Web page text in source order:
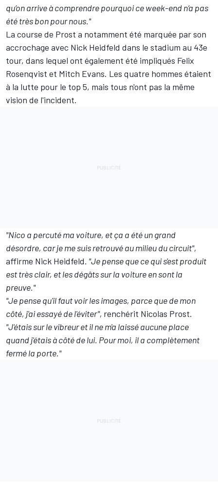
qu’on arrive à comprendre pourquoi ce week-end n’a pas
été très bon pour nous."
La course de Prost a notamment été marquée par son
accrochage avec Nick Heidfeld dans le stadium au 43e
tour, dans lequel ont également été impliqués Felix
Rosenqvist et Mitch Evans. Les quatre hommes étaient
à la lutte pour le top 5, mais tous n'ont pas la même
vision de l'incident.
"Nico a percuté ma voiture, et ça a été un grand
désordre, car je me suis retrouvé au milieu du circuit",
affirme Nick Heidfeld. "Je pense que ce qui s'est produit
est très clair, et les dégâts sur la voiture en sont la
preuve."
"Je pense qu'il faut voir les images, parce que de mon
côté, j'ai essayé de l'éviter", renchérit Nicolas Prost.
"J'étais sur le vibreur et il ne m'a laissé aucune place
quand j'étais à côté de lui. Pour moi, il a complètement
fermé la porte."